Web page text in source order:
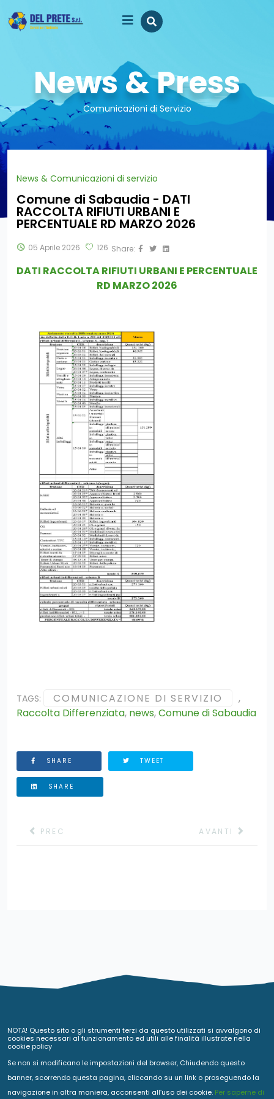
News & Press
Comunicazioni di Servizio
News & Comunicazioni di servizio
Comune di Sabaudia - DATI
RACCOLTA RIFIUTI URBANI E
PERCENTUALE RD MARZO 2026
05 Aprile 2026 126 Share:
DATI RACCOLTA RIFIUTI URBANI E PERCENTUALE
RD MARZO 2026
TAGS: COMUNICAZIONE DI SERVIZIO
,
Raccolta Differenziata, news,Comune di Sabaudia
SHARE TWEET
SHARE
ARTICOLO PRECEDENTE: COMUNE DI SABAUDIA -
PREC ARTICOLO
AVANTI
NOTA! Questo sito o gli strumenti terzi da questo utilizzati si avvalgono di
cookies necessari al funzionamento ed utili alle finalità illustrate nella
cookie policy
Se non si modificano le impostazioni del browser, Chiudendo questo
banner, scorrendo questa pagina, cliccando su un link o proseguendo la
navigazione in altra maniera, acconsenti all’uso dei cookie. Per saperne di